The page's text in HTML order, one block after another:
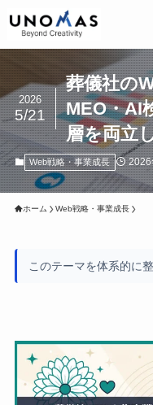
葬儀社の
MEO・AI
層を両立
2026
5/21
Web戦略・事業成長 2026
ホーム Web戦略・事業成長
このテーマを体系的に